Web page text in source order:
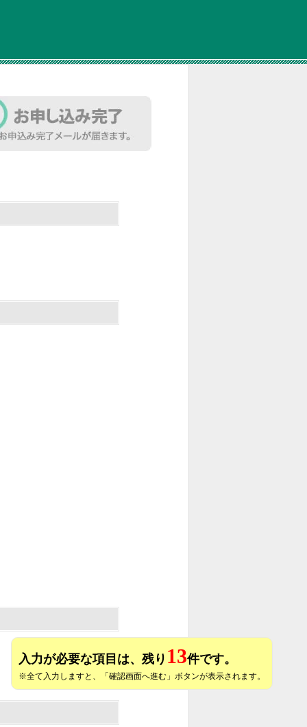
入力が必要な項目は、残り 13件です。
※全て入力しますと、「確認画面へ進む」ボタンが表示されます。